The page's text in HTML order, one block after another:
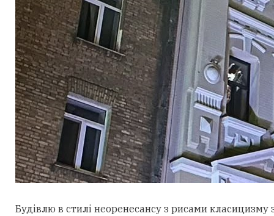
Будівлю в стилі неоренесансу з рисами